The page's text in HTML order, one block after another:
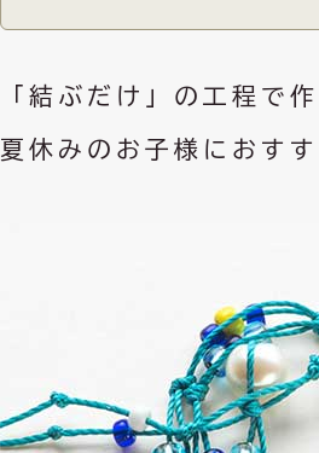
「結ぶだけ」の工程で
夏休みのお子様におす